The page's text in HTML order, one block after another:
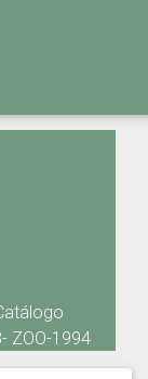
ZOO-1994